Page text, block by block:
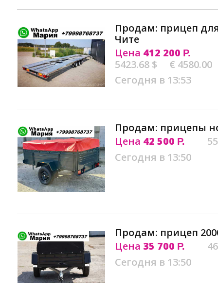
Продам: прицеп
Чите
Цена 412 200 Р.
5423.68 $
€ 4580.00
Сегодня в 13:53
Продам: прицепы
Цена 42 500 Р.
Сегодня в 13:50
Продам: прицеп
Цена 35 700 Р.
Сегодня в 13:50